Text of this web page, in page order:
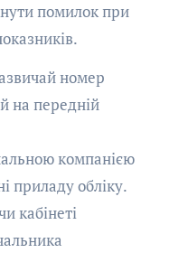
помилок при
номер
на передній
компанією
приладу обліку.
кабінеті